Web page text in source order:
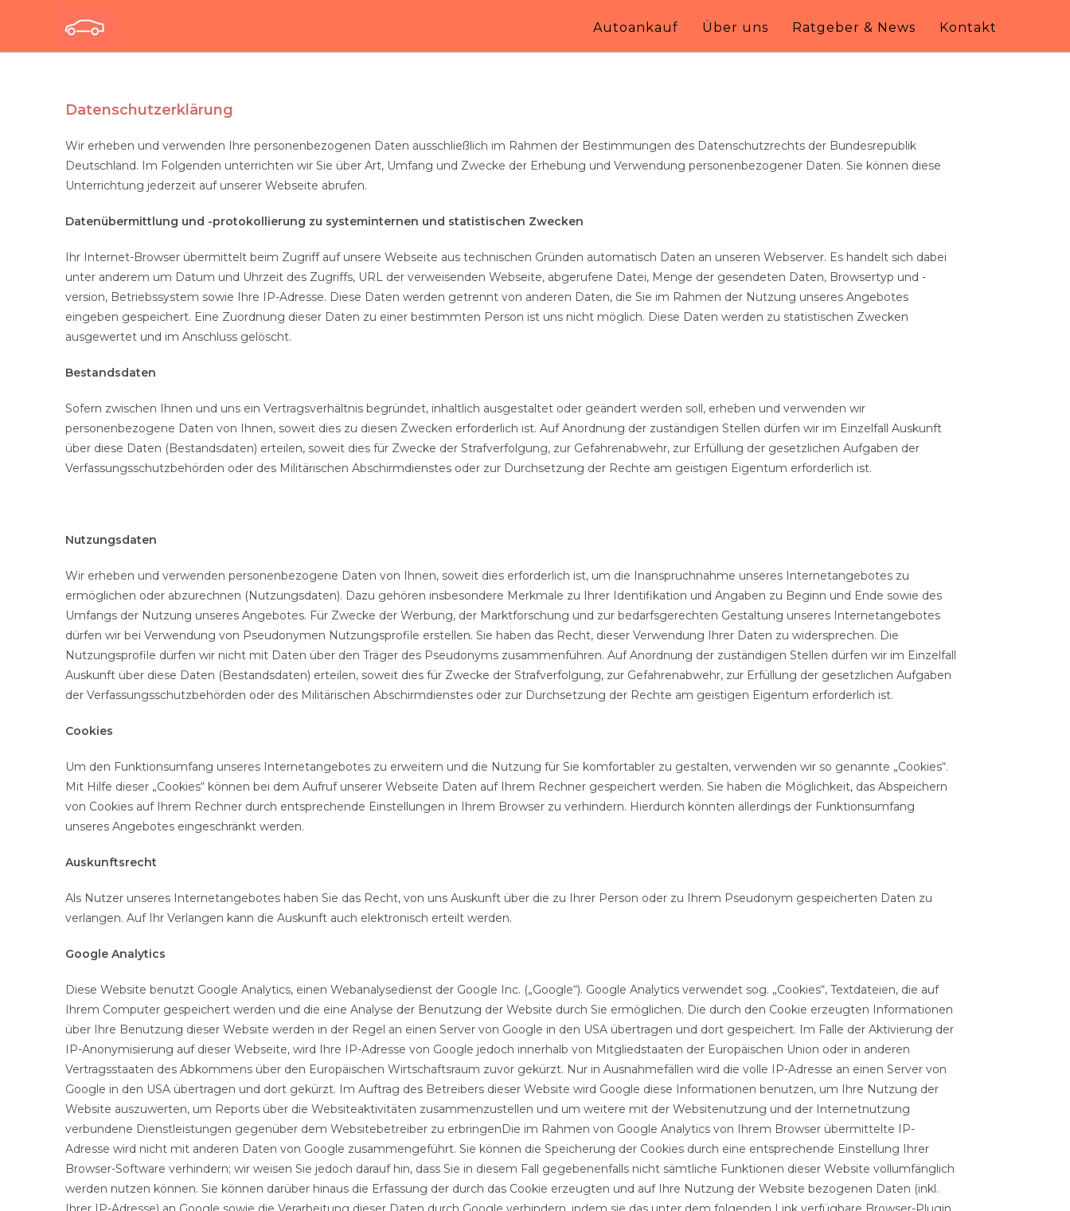
Autoankauf Über uns Ratgeber & News Kontakt
Datenschutzerklärung
Wir erheben und verwenden Ihre personenbezogenen Daten ausschließlich im Rahmen der Bestimmungen des Datenschutzrechts der Bundesrepublik
Deutschland. Im Folgenden unterrichten wir Sie über Art, Umfang und Zwecke der Erhebung und Verwendung personenbezogener Daten. Sie können diese
Unterrichtung jederzeit auf unserer Webseite abrufen.
Datenübermittlung und -protokollierung zu systeminternen und statistischen Zwecken
Ihr Internet-Browser übermittelt beim Zugriff auf unsere Webseite aus technischen Gründen automatisch Daten an unseren Webserver. Es handelt sich dabei
unter anderem um Datum und Uhrzeit des Zugriffs, URL der verweisenden Webseite, abgerufene Datei, Menge der gesendeten Daten, Browsertyp und -
version, Betriebssystem sowie Ihre IP-Adresse. Diese Daten werden getrennt von anderen Daten, die Sie im Rahmen der Nutzung unseres Angebotes
eingeben gespeichert. Eine Zuordnung dieser Daten zu einer bestimmten Person ist uns nicht möglich. Diese Daten werden zu statistischen Zwecken
ausgewertet und im Anschluss gelöscht.
Bestandsdaten
Sofern zwischen Ihnen und uns ein Vertragsverhältnis begründet, inhaltlich ausgestaltet oder geändert werden soll, erheben und verwenden wir
personenbezogene Daten von Ihnen, soweit dies zu diesen Zwecken erforderlich ist. Auf Anordnung der zuständigen Stellen dürfen wir im Einzelfall Auskunft
über diese Daten (Bestandsdaten) erteilen, soweit dies für Zwecke der Strafverfolgung, zur Gefahrenabwehr, zur Erfüllung der gesetzlichen Aufgaben der
Verfassungsschutzbehörden oder des Militärischen Abschirmdienstes oder zur Durchsetzung der Rechte am geistigen Eigentum erforderlich ist.
Nutzungsdaten
Wir erheben und verwenden personenbezogene Daten von Ihnen, soweit dies erforderlich ist, um die Inanspruchnahme unseres Internetangebotes zu
ermöglichen oder abzurechnen (Nutzungsdaten). Dazu gehören insbesondere Merkmale zu Ihrer Identifikation und Angaben zu Beginn und Ende sowie des
Umfangs der Nutzung unseres Angebotes. Für Zwecke der Werbung, der Marktforschung und zur bedarfsgerechten Gestaltung unseres Internetangebotes
dürfen wir bei Verwendung von Pseudonymen Nutzungsprofile erstellen. Sie haben das Recht, dieser Verwendung Ihrer Daten zu widersprechen. Die
Nutzungsprofile dürfen wir nicht mit Daten über den Träger des Pseudonyms zusammenführen. Auf Anordnung der zuständigen Stellen dürfen wir im Einzelfall
Auskunft über diese Daten (Bestandsdaten) erteilen, soweit dies für Zwecke der Strafverfolgung, zur Gefahrenabwehr, zur Erfüllung der gesetzlichen Aufgaben
der Verfassungsschutzbehörden oder des Militärischen Abschirmdienstes oder zur Durchsetzung der Rechte am geistigen Eigentum erforderlich ist.
Cookies
Um den Funktionsumfang unseres Internetangebotes zu erweitern und die Nutzung für Sie komfortabler zu gestalten, verwenden wir so genannte „Cookies“.
Mit Hilfe dieser „Cookies“ können bei dem Aufruf unserer Webseite Daten auf Ihrem Rechner gespeichert werden. Sie haben die Möglichkeit, das Abspeichern
von Cookies auf Ihrem Rechner durch entsprechende Einstellungen in Ihrem Browser zu verhindern. Hierdurch könnten allerdings der Funktionsumfang
unseres Angebotes eingeschränkt werden.
Auskunftsrecht
Als Nutzer unseres Internetangebotes haben Sie das Recht, von uns Auskunft über die zu Ihrer Person oder zu Ihrem Pseudonym gespeicherten Daten zu
verlangen. Auf Ihr Verlangen kann die Auskunft auch elektronisch erteilt werden.
Google Analytics
Diese Website benutzt Google Analytics, einen Webanalysedienst der Google Inc. („Google“). Google Analytics verwendet sog. „Cookies“, Textdateien, die auf
Ihrem Computer gespeichert werden und die eine Analyse der Benutzung der Website durch Sie ermöglichen. Die durch den Cookie erzeugten Informationen
über Ihre Benutzung dieser Website werden in der Regel an einen Server von Google in den USA übertragen und dort gespeichert. Im Falle der Aktivierung der
IP-Anonymisierung auf dieser Webseite, wird Ihre IP-Adresse von Google jedoch innerhalb von Mitgliedstaaten der Europäischen Union oder in anderen
Vertragsstaaten des Abkommens über den Europäischen Wirtschaftsraum zuvor gekürzt. Nur in Ausnahmefällen wird die volle IP-Adresse an einen Server von
Google in den USA übertragen und dort gekürzt. Im Auftrag des Betreibers dieser Website wird Google diese Informationen benutzen, um Ihre Nutzung der
Website auszuwerten, um Reports über die Websiteaktivitäten zusammenzustellen und um weitere mit der Websitenutzung und der Internetnutzung
verbundene Dienstleistungen gegenüber dem Websitebetreiber zu erbringenDie im Rahmen von Google Analytics von Ihrem Browser übermittelte IP-
Adresse wird nicht mit anderen Daten von Google zusammengeführt. Sie können die Speicherung der Cookies durch eine entsprechende Einstellung Ihrer
Browser-Software verhindern; wir weisen Sie jedoch darauf hin, dass Sie in diesem Fall gegebenenfalls nicht sämtliche Funktionen dieser Website vollumfänglich
werden nutzen können. Sie können darüber hinaus die Erfassung der durch das Cookie erzeugten und auf Ihre Nutzung der Website bezogenen Daten (inkl.